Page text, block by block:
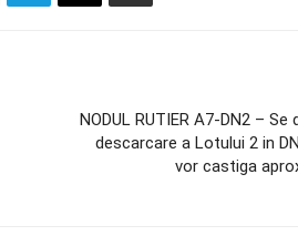
NODUL RUTIER A7-DN2 –
descarcare a Lotului 2 in
vor castiga